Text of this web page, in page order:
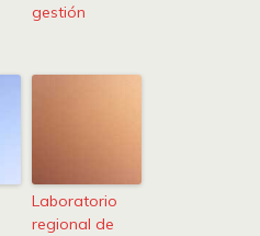
gestión
Laboratorio
regional de